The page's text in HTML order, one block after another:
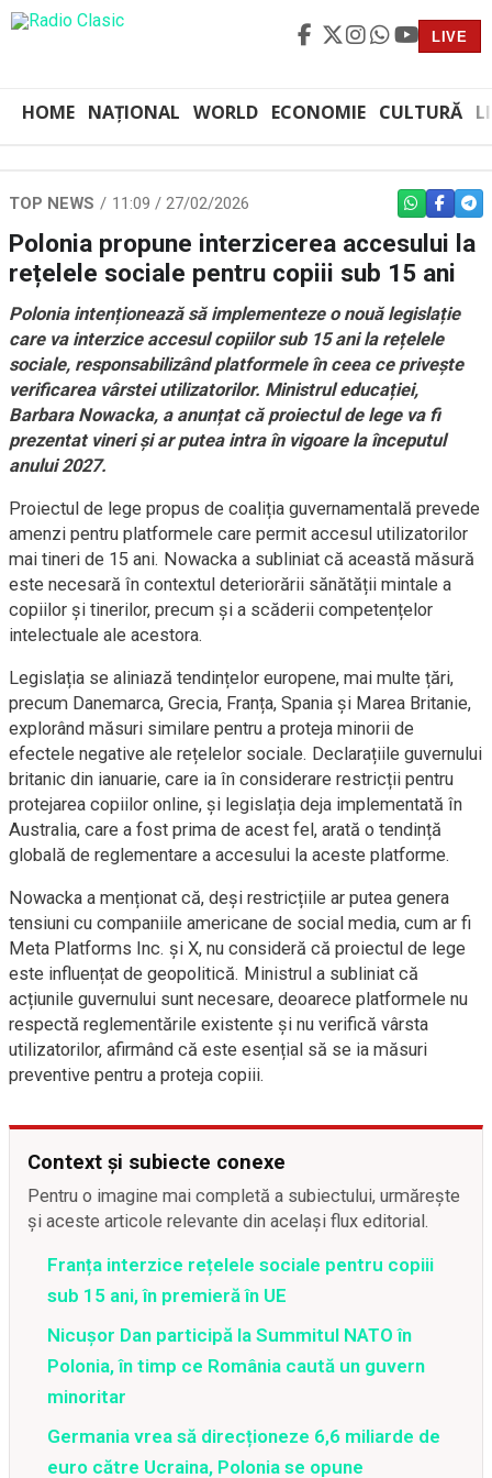
LIVE
HOME NAȚIONAL WORLD ECONOMIE CULTURĂ
TOP NEWS 11:09 / 27/02/2026 WHATSAPP
Polonia propune interzicerea accesului la
rețelele sociale pentru copiii sub 15 ani
Polonia intenționează să implementeze o nouă legislație
care va interzice accesul copiilor sub 15 ani la rețelele
sociale, responsabilizând platformele în ceea ce privește
verificarea vârstei utilizatorilor. Ministrul educației,
Barbara Nowacka, a anunțat că proiectul de lege va fi
prezentat vineri și ar putea intra în vigoare la începutul
anului 2027.
Proiectul de lege propus de coaliția guvernamentală prevede
amenzi pentru platformele care permit accesul utilizatorilor
mai tineri de 15 ani. Nowacka a subliniat că această măsură
este necesară în contextul deteriorării sănătății mintale a
copiilor și tinerilor, precum și a scăderii competențelor
intelectuale ale acestora.
Legislația se aliniază tendințelor europene, mai multe țări,
precum Danemarca, Grecia, Franța, Spania și Marea Britanie,
explorând măsuri similare pentru a proteja minorii de
efectele negative ale rețelelor sociale. Declarațiile guvernului
britanic din ianuarie, care ia în considerare restricții pentru
protejarea copiilor online, și legislația deja implementată în
Australia, care a fost prima de acest fel, arată o tendință
globală de reglementare a accesului la aceste platforme.
Nowacka a menționat că, deși restricțiile ar putea genera
tensiuni cu companiile americane de social media, cum ar fi
Meta Platforms Inc. și X, nu consideră că proiectul de lege
este influențat de geopolitică. Ministrul a subliniat că
acțiunile guvernului sunt necesare, deoarece platformele nu
respectă reglementările existente și nu verifică vârsta
utilizatorilor, afirmând că este esențial să se ia măsuri
preventive pentru a proteja copiii.
Context și subiecte conexe
Pentru o imagine mai completă a subiectului, urmărește
și aceste articole relevante din același flux editorial.
Franța interzice rețelele sociale pentru copiii
sub 15 ani, în premieră în UE
Nicușor Dan participă la Summitul NATO în
Polonia, în timp ce România caută un guvern
minoritar
Germania vrea să direcționeze 6,6 miliarde de
euro către Ucraina, Polonia se opune